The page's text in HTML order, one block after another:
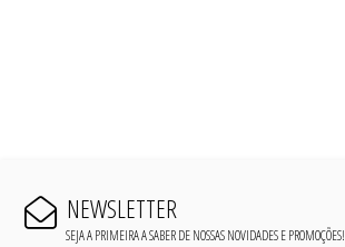
NEWSLETTER
SEJA A PRIMEIRA A SABER DE NOSSAS NOVIDADES E PROMOÇÕES!